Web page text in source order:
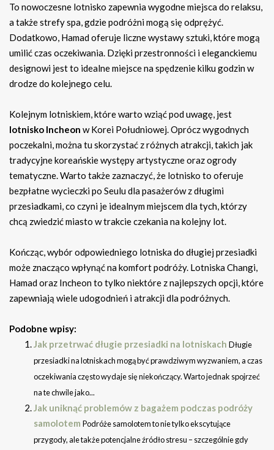
To nowoczesne lotnisko zapewnia wygodne miejsca do relaksu,
a także strefy spa, gdzie podróżni mogą się odprężyć.
Dodatkowo, Hamad oferuje liczne wystawy sztuki, które mogą
umilić czas oczekiwania. Dzięki przestronności i eleganckiemu
designowi jest to idealne miejsce na spędzenie kilku godzin w
drodze do kolejnego celu.
Kolejnym lotniskiem, które warto wziąć pod uwagę, jest
lotnisko Incheon w Korei Południowej. Oprócz wygodnych
poczekalni, można tu skorzystać z różnych atrakcji, takich jak
tradycyjne koreańskie występy artystyczne oraz ogrody
tematyczne. Warto także zaznaczyć, że lotnisko to oferuje
bezpłatne wycieczki po Seulu dla pasażerów z długimi
przesiadkami, co czyni je idealnym miejscem dla tych, którzy
chcą zwiedzić miasto w trakcie czekania na kolejny lot.
Kończąc, wybór odpowiedniego lotniska do długiej przesiadki
może znacząco wpłynąć na komfort podróży. Lotniska Changi,
Hamad oraz Incheon to tylko niektóre z najlepszych opcji, które
zapewniają wiele udogodnień i atrakcji dla podróżnych.
Podobne wpisy:
Jak przetrwać długie przesiadki na lotniskach Długie
przesiadki na lotniskach mogą być prawdziwym wyzwaniem, a czas
oczekiwania często wydaje się niekończący. Warto jednak spojrzeć
na te chwile jako...
Jak uniknąć problemów z bagażem podczas podróży
samolotem Podróże samolotem to nie tylko ekscytujące
przygody, ale także potencjalne źródło stresu – szczególnie gdy